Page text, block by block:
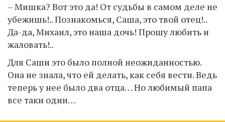
– Мишка? Вот это да! От судьбы в самом деле не
убежишь!.. Познакомься, Саша, это твой отец!..
Да-да, Михаил, это наша дочь! Прошу любить и
жаловать!..
Для Саши это было полной неожиданностью.
Она не знала, что ей делать, как себя вести. Ведь
теперь у нее было два отца… Но любимый папа
все таки один…